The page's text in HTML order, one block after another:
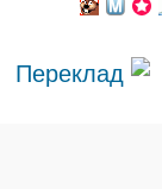
Переклад